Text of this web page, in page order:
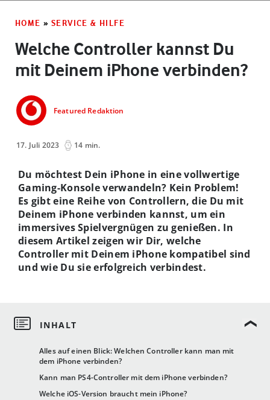
HOME » SERVICE & HILFE
Welche Controller kannst Du
mit Deinem iPhone verbinden?
Featured Redaktion
17. Juli 2023 14 min.
Alles auf einen Blick: Welchen Controller kann man mit
dem iPhone verbinden?
Kann man PS4-Controller mit dem iPhone verbinden?
Welche iOS-Version braucht mein iPhone?
Du möchtest Dein iPhone in eine vollwertige
Gaming-Konsole verwandeln? Kein Problem!
Es gibt eine Reihe von Controllern, die Du mit
Deinem iPhone verbinden kannst, um ein
immersives Spielvergnügen zu genießen. In
diesem Artikel zeigen wir Dir, welche
Controller mit Deinem iPhone kompatibel sind
und wie Du sie erfolgreich verbindest.